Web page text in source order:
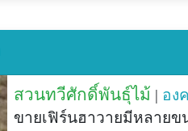
สวนทวีศักดิ์พันธุ์ไม้ | อง
ขายเฟิร์นฮาวายมีหลายข